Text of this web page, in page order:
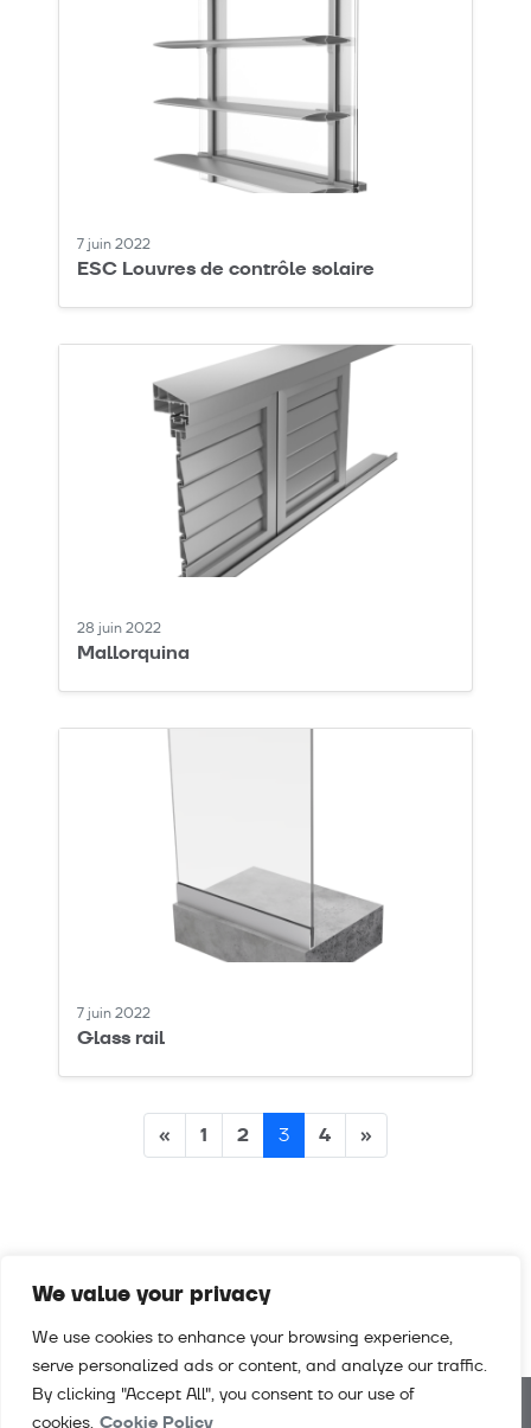
We value your privacy
We use cookies to enhance your browsing experience,
serve personalized ads or content, and analyze our traffic.
By clicking "Accept All", you consent to our use of
cookies. Cookie Policy
7 juin 2022
ESC Louvres de contrôle solaire
28 juin 2022
Mallorquina
7 juin 2022
Glass rail
Posts
navigation
« 1 2 3 4 »